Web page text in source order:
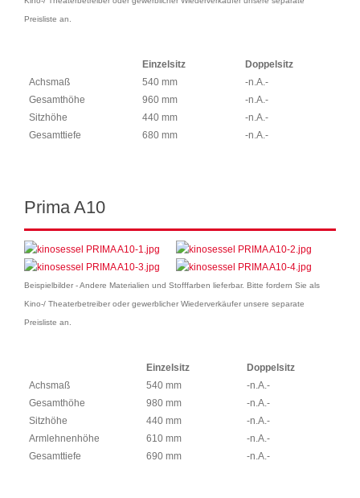
Preisliste an.
Einzelsitz
Doppelsitz
Achsmaß
540 mm
-n.A.-
Gesamthöhe
960 mm
-n.A.-
Sitzhöhe
440 mm
-n.A.-
Gesamttiefe
680 mm -n.A.-
Prima A10
Beispielbilder - Andere Materialien und Stofffarben lieferbar. Bitte fordern Sie als
Kino-/ Theaterbetreiber oder gewerblicher Wiederverkäufer unsere separate
Preisliste an.
Einzelsitz
Doppelsitz
Achsmaß
540 mm
-n.A.-
Gesamthöhe
980 mm
-n.A.-
Sitzhöhe
440 mm
-n.A.-
Armlehnenhöhe
610 mm
-n.A.-
Gesamttiefe
690 mm -n.A.-